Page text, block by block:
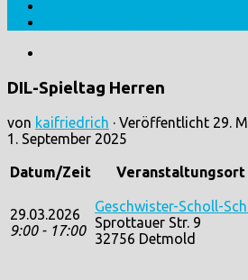
DIL-Spieltag Herren
von kaifriedrich · Veröffentlicht 29.
1. September 2025
Datum/Zeit Veranstaltungsort
29.03.2026
9:00 - 17:00
Geschwister-Scholl-
Sprottauer Str. 9
32756 Detmold